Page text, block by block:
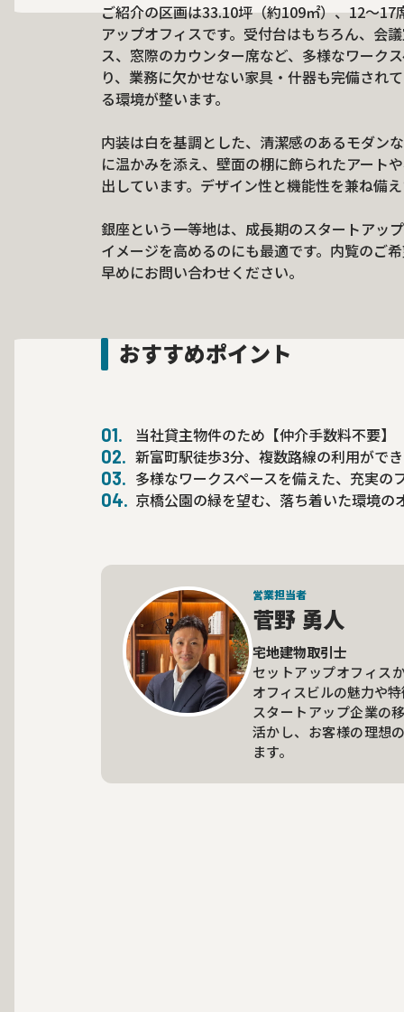
ご紹介の区画は33.10坪（約109㎡）、12〜
アップオフィスです。受付台はもちろん、会
ス、窓際のカウンター席など、多様なワーク
り、業務に欠かせない家具・什器も完備され
る環境が整います。
内装は白を基調とした、清潔感のあるモダン
に温かみを添え、壁面の棚に飾られたアート
出しています。デザイン性と機能性を兼ね備
銀座という一等地は、成長期のスタートアッ
イメージを高めるのにも最適です。内覧のご
早めにお問い合わせください。
おすすめポイント
当社貸主物件のため【仲介手数料不要】
新富町駅徒歩3分、複数路線の利用がで
多様なワークスペースを備えた、充実の
京橋公園の緑を望む、落ち着いた環境の
営業担当者
菅野 勇人
宅地建物取引士
セットアップオフィス
オフィスビルの魅力や
スタートアップ企業の
活かし、お客様の理想
ます。